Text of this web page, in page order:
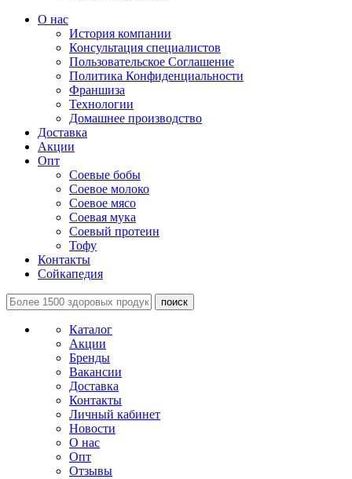
О нас
История компании
Консультация специалистов
Пользовательское Соглашение
Политика Конфиденциальности
Франшиза
Технологии
Домашнее производство
Доставка
Акции
Опт
Соевые бобы
Соевое молоко
Соевое мясо
Соевая мука
Соевый протеин
Тофу
Контакты
Сойкапедия
поиск
Каталог
Акции
Бренды
Вакансии
Доставка
Контакты
Личный кабинет
Новости
О нас
Опт
Отзывы